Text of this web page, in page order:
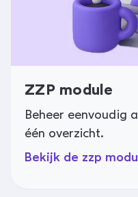
ZZP module
Beheer eenvoudig
één overzicht.
Bekijk de zzp